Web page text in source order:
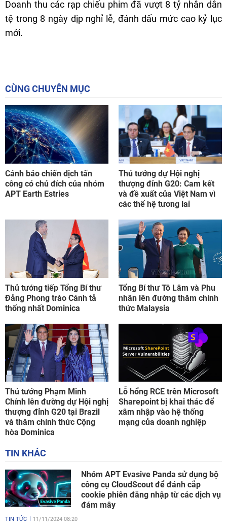
Doanh thu các rạp chiếu phim đã vượt 8 tỷ nhân dân
tệ trong 8 ngày dịp nghỉ lễ, đánh dấu mức cao kỷ lục
mới.
CÙNG CHUYÊN MỤC
Cảnh báo chiến dịch tấn
công có chủ đích của nhóm
APT Earth Estries
Thủ tướng dự Hội nghị
thượng đỉnh G20: Cam kết
và đề xuất của Việt Nam vì
các thế hệ tương lai
Thủ tướng tiếp Tổng Bí thư
Đảng Phong trào Cánh tả
thống nhất Dominica
Tổng Bí thư Tô Lâm và Phu
nhân lên đường thăm chính
thức Malaysia
Thủ tướng Phạm Minh
Chính lên đường dự Hội nghị
thượng đỉnh G20 tại Brazil
và thăm chính thức Cộng
hòa Dominica
Lỗ hổng RCE trên Microsoft
Sharepoint bị khai thác để
xâm nhập vào hệ thống
mạng của doanh nghiệp
TIN KHÁC
Nhóm APT Evasive Panda sử dụng bộ
công cụ CloudScout để đánh cắp
cookie phiên đăng nhập từ các dịch vụ
đám mây
TIN TỨC 11/11/2024 08:20